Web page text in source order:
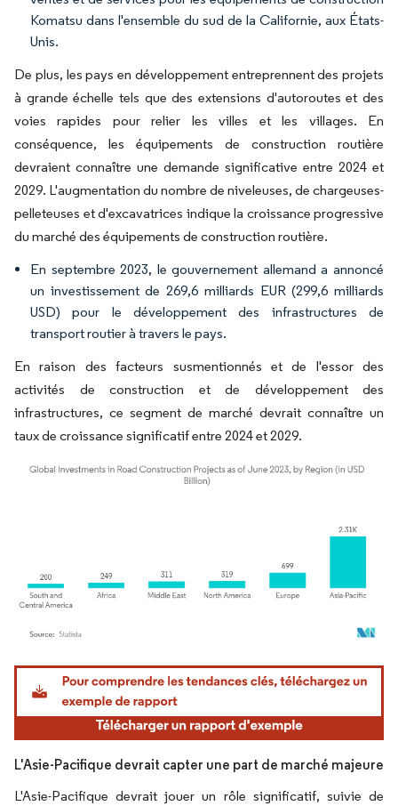
Komatsu dans l'ensemble du sud de la Californie, aux États-
Unis.
De plus, les pays en développement entreprennent des projets
à grande échelle tels que des extensions d'autoroutes et des
voies rapides pour relier les villes et les villages. En
conséquence, les équipements de construction routière
devraient connaître une demande significative entre 2024 et
2029. L'augmentation du nombre de niveleuses, de chargeuses-
pelleteuses et d'excavatrices indique la croissance progressive
du marché des équipements de construction routière.
En septembre 2023, le gouvernement allemand a annoncé
un investissement de 269,6 milliards EUR (299,6 milliards
USD) pour le développement des infrastructures de
transport routier à travers le pays.
En raison des facteurs susmentionnés et de l'essor des
activités de construction et de développement des
infrastructures, ce segment de marché devrait connaître un
taux de croissance significatif entre 2024 et 2029.
Image © Mordor Intelligence. La réutilisation nécessite une attribution sous CC BY
L'Asie-Pacifique devrait capter une part de marché majeure
L'Asie-Pacifique devrait jouer un rôle significatif, suivie de